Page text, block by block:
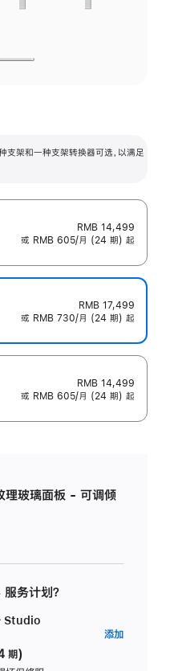
架和一种支架转换器可选，以满足
RMB 14,499
或 RMB 605/月 (24 期) 起
RMB 17,499
或 RMB 730/月 (24 期) 起
RMB 14,499
或 RMB 605/月 (24 期) 起
玻璃面板 - 可调倾
务计划？
Studio
期)
添加